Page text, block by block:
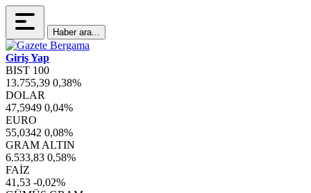
Haber ara...
Giriş Yap
BIST 100
13.755,39 0,38%
DOLAR
47,5949 0,04%
EURO
55,0342 0,08%
GRAM ALTIN
6.533,83 0,58%
FAİZ
41,53 -0,02%